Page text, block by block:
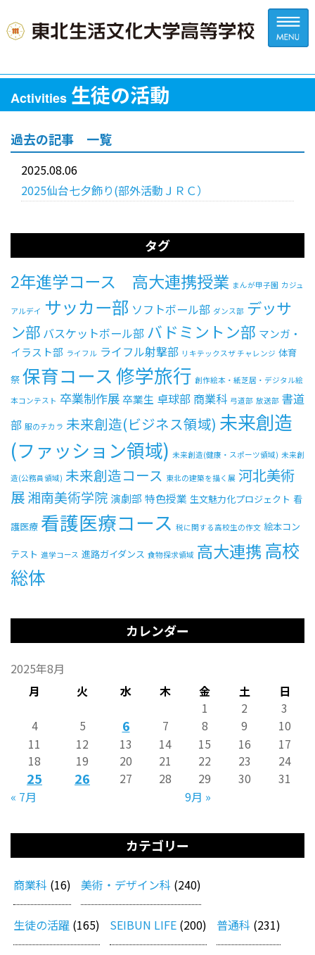
受験生の方へ 中学校の先生方へ
在校生の方へ 保護者の方へ
アクセス お問い合わせ
寄付金のお願い
Activities 生徒の活動
過去の記事 一覧
2025.08.06
2025仙台七夕飾り(部外活動ＪＲＣ）
タグ
2年進学コース 高大連携授業 まんが甲子園 カジュ
アルデイ サッカー部 ソフトボール部 ダンス部 デッサ
ン部 バスケットボール部 バドミントン部 マンガ・
イラスト部 ライフル ライフル射撃部 リキテックスザ チャレンジ 体育
祭 保育コース修学旅行 創作絵本・紙芝居・デジタル絵
本コンテスト 卒業制作展卒業生 卓球部 商業科 弓道部 放送部 書道
部 服のチカラ 未来創造(ビジネス領域) 未来創造
(ファッション領域) 未来創造(健康・スポーツ領域) 未来創
造(公務員領域) 未来創造コース 東北の建築を描く展 河北美術
展湘南美術学院 演劇部 特色授業 生文魅力化プロジェクト 看
護医療 看護医療コース 税に関する高校生の作文 絵本コン
テスト 進学コース 進路ガイダンス 食物探求領域 高大連携 高校
総体
カレンダー
2025年8月
月
火 水 木 金 土 日
« 7月 9月 »
1 2
3
4
5 6 7 8 9
10
11
12 13 14 15 16
17
18
19 20 21 22 23 24
25 26 27 28 29 30 31
カテゴリー
商業科 (16) 美術・デザイン科 (240)
生徒の活躍 (165) SEIBUN LIFE (200) 普通科 (231)